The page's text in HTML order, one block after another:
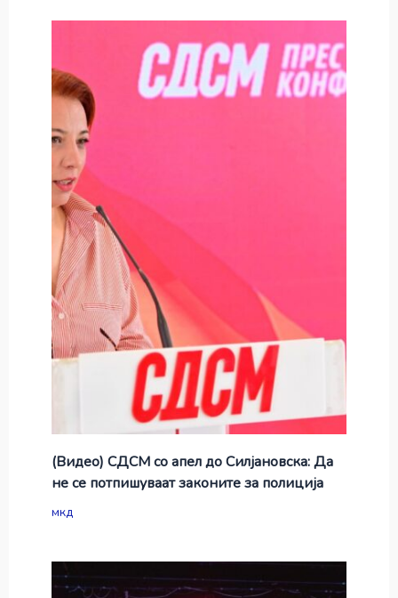
(Видео) СДСМ со апел до Силјановска: Да
не се потпишуваат законите за полиција
мкд